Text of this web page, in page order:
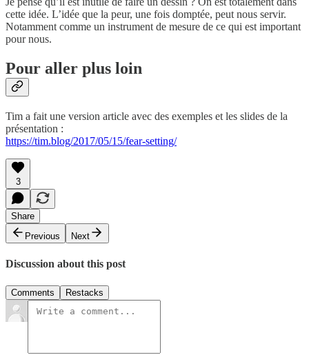
cette idée. L’idée que la peur, une fois domptée, peut nous servir.
Notamment comme un instrument de mesure de ce qui est important
pour nous.
Pour aller plus loin
Tim a fait une version article avec des exemples et les slides de la
présentation :
https://tim.blog/2017/05/15/fear-setting/
3
Share
Previous
Next
Discussion about this post
Comments Restacks